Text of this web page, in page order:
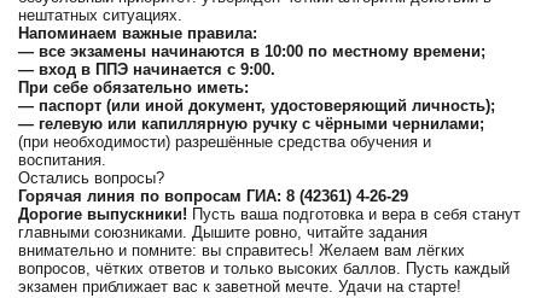
нештатных ситуациях.
Напоминаем важные правила:
— все экзамены начинаются в 10:00 по местному времени;
— вход в ППЭ начинается с 9:00.
При себе обязательно иметь:
— паспорт (или иной документ, удостоверяющий личность);
— гелевую или капиллярную ручку с чёрными чернилами;
(при необходимости) разрешённые средства обучения и
воспитания.
Остались вопросы?
Горячая линия по вопросам ГИА: 8 (42361) 4-26-29
Дорогие выпускники! Пусть ваша подготовка и вера в себя станут
главными союзниками. Дышите ровно, читайте задания
внимательно и помните: вы справитесь! Желаем вам лёгких
вопросов, чётких ответов и только высоких баллов. Пусть каждый
экзамен приближает вас к заветной мечте. Удачи на старте!